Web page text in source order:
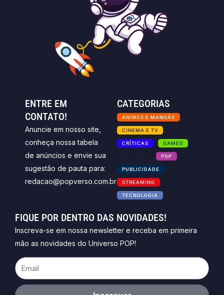
ENTRE EM
CONTATO!
Anuncie em nosso site,
conheça nossa tabela
de anúncios e envie sua
sugestão de pauta para:
redacao@popverso.com.br
CATEGORIAS
ANIMES E MANGÁS
CINEMA E TV
CRÍTICAS GAMES
POP
PUBLICIDADE
STREAMING
TECNOLOGIA
FIQUE POR DENTRO DAS NOVIDADES!
Inscreva-se em nossa newsletter e receba em primeira
mão as novidades do Universo POP!
Email